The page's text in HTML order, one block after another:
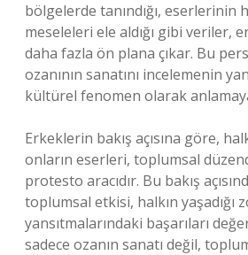
bölgelerde tanındığı, eserlerinin
meseleleri ele aldığı gibi veriler,
daha fazla ön plana çıkar. Bu
ozanının sanatını incelemenin
kültürel fenomen olarak anlamaya
Erkeklerin bakış açısına göre,
onların eserleri, toplumsal
protesto aracıdır. Bu bakış
toplumsal etkisi, halkın yaşadığı
yansıtmalarındaki başarıları
sadece ozanın sanatı değil,